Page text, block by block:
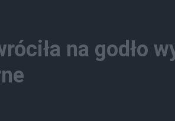
na godło